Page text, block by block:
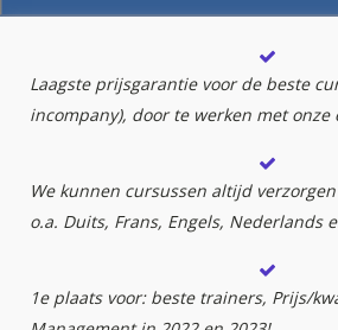
Laagste prijsgarantie voor de beste
incompany), door te werken met onze
We kunnen cursussen altijd
o.a. Duits, Frans, Engels, Nederlands
1e plaats voor: beste trainers, Prijs/